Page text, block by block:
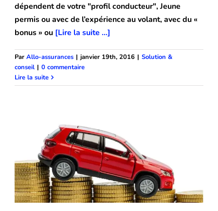
dépendent de votre "profil conducteur", Jeune
permis ou avec de l’expérience au volant, avec du «
bonus » ou [Lire la suite ...]
Par Allo-assurances | janvier 19th, 2016 | Solution &
conseil | 0 commentaire
Lire la suiteComment choisir une assurance auto
pas cher ?